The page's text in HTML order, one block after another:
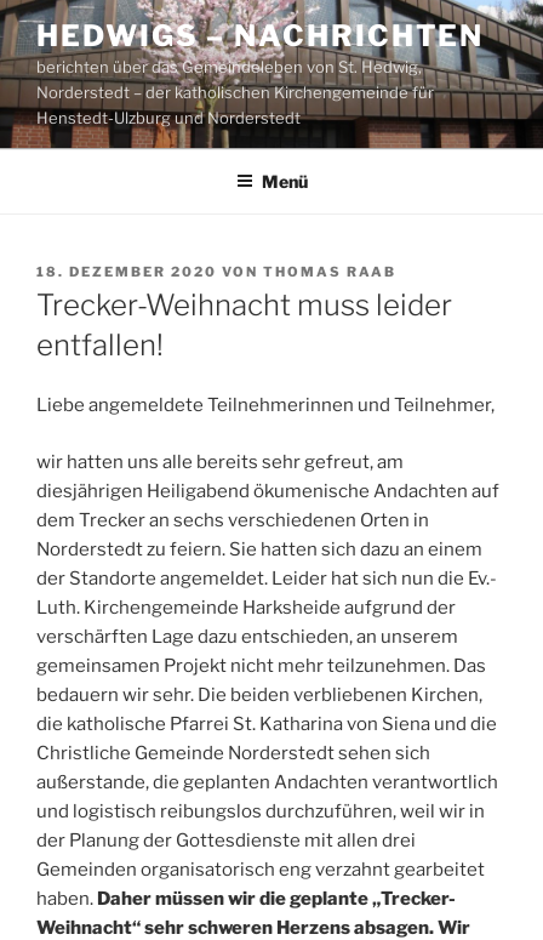
Zum
Inhalt
springen
HEDWIGS – NACHRICHTEN
berichten über das Gemeindeleben von St. Hedwig,
Norderstedt – der katholischen Kirchengemeinde für
Henstedt-Ulzburg und Norderstedt
Menü
VERÖFFENTLICHT
AM
18. DEZEMBER 2020 VON THOMAS RAAB
Trecker-Weihnacht muss leider
entfallen!
Liebe angemeldete Teilnehmerinnen und Teilnehmer,
wir hatten uns alle bereits sehr gefreut, am
diesjährigen Heiligabend ökumenische Andachten auf
dem Trecker an sechs verschiedenen Orten in
Norderstedt zu feiern. Sie hatten sich dazu an einem
der Standorte angemeldet. Leider hat sich nun die Ev.-
Luth. Kirchengemeinde Harksheide aufgrund der
verschärften Lage dazu entschieden, an unserem
gemeinsamen Projekt nicht mehr teilzunehmen. Das
bedauern wir sehr. Die beiden verbliebenen Kirchen,
die katholische Pfarrei St. Katharina von Siena und die
Christliche Gemeinde Norderstedt sehen sich
außerstande, die geplanten Andachten verantwortlich
und logistisch reibungslos durchzuführen, weil wir in
der Planung der Gottesdienste mit allen drei
Gemeinden organisatorisch eng verzahnt gearbeitet
haben. Daher müssen wir die geplante „Trecker-
Weihnacht“ sehr schweren Herzens absagen. Wir